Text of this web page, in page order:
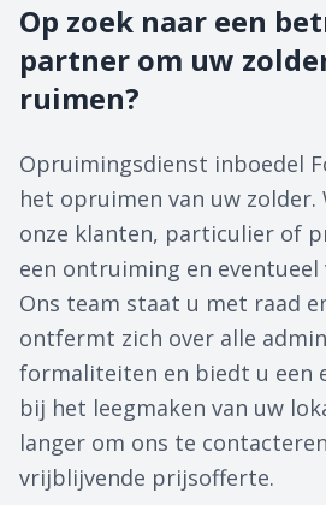
Op zoek naar een
partner om uw
ruimen?
Opruimingsdienst inboedel
het opruimen van uw zolder.
onze klanten, particulier of
een ontruiming en eventueel
Ons team staat u met raad
ontfermt zich over alle
formaliteiten en biedt u een
bij het leegmaken van uw
langer om ons te
vrijblijvende prijsofferte.